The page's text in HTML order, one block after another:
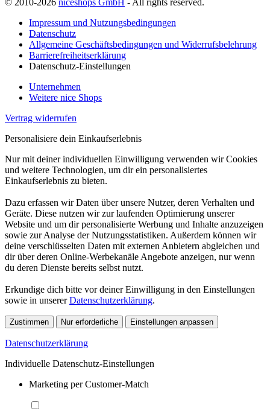
Impressum und Nutzungsbedingungen
Datenschutz
Allgemeine Geschäftsbedingungen und Widerrufsbelehrung
Barrierefreiheitserklärung
Datenschutz-Einstellungen
Unternehmen
Weitere nice Shops
Vertrag widerrufen
Personalisiere dein Einkaufserlebnis
Nur mit deiner individuellen Einwilligung verwenden wir Cookies
und weitere Technologien, um dir ein personalisiertes
Einkaufserlebnis zu bieten.
Dazu erfassen wir Daten über unsere Nutzer, deren Verhalten und
Geräte. Diese nutzen wir zur laufenden Optimierung unserer
Website und um dir personalisierte Werbung und Inhalte anzuzeigen
sowie zur Analyse der Nutzungsstatistiken. Außerdem können wir
deine verschlüsselten Daten mit externen Anbietern abgleichen und
dir über deren Online-Werbekanäle Angebote anzeigen, nur wenn
du deren Dienste bereits selbst nutzt.
Erkundige dich bitte vor deiner Einwilligung in den Einstellungen
sowie in unsererDatenschutzerklärung.
Zustimmen Nur erforderliche Einstellungen anpassen
Datenschutzerklärung
Individuelle Datenschutz-Einstellungen
Marketing per Customer-Match